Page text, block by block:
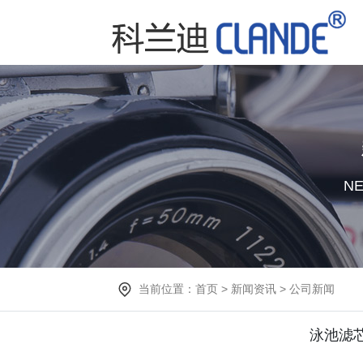
当前位置： 首页 > 新闻资讯 > 公司新闻
泳池滤